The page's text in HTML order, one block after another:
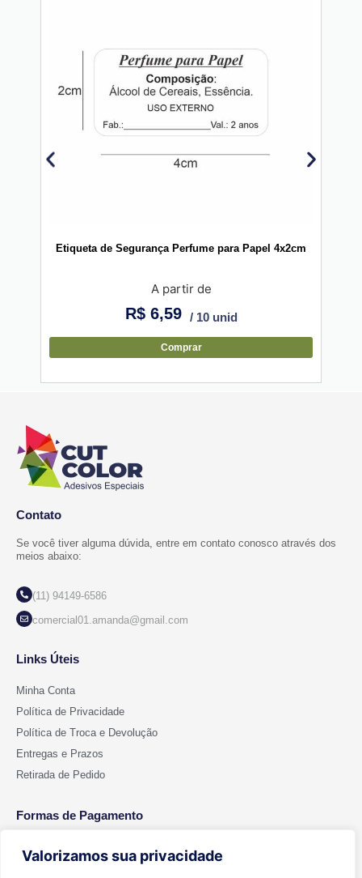
Valorizamos sua privacidade
Etiqueta de Segurança Perfume para Papel 4x2cm
A partir de
R$6,59 / 10 unid
Comprar
Contato
Se você tiver alguma dúvida, entre em contato conosco através dos
meios abaixo:
(11) 94149-6586
comercial01.amanda@gmail.com
Links Úteis
Minha Conta
Política de Privacidade
Política de Troca e Devolução
Entregas e Prazos
Retirada de Pedido
Formas de Pagamento